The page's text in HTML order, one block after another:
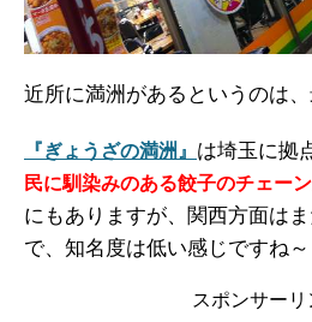
近所に満洲があるというのは
『ぎょうざの満洲』 は埼玉に拠
民に馴染みのある餃子のチェー
にもありますが、関西方面は
で、知名度は低い感じですね～
スポンサーリ